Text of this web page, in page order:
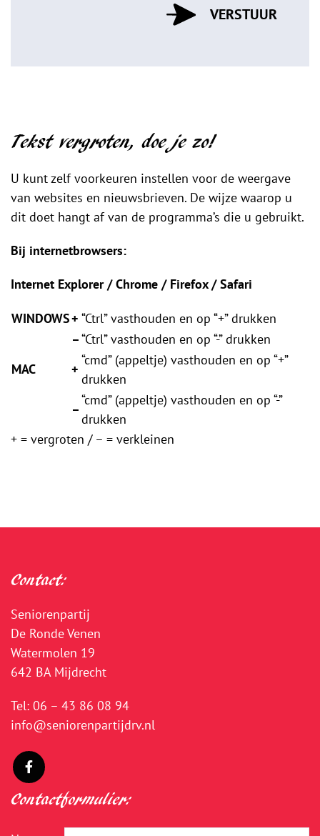
Tekst vergroten, doe je zo!
U kunt zelf voorkeuren instellen voor de weergave
van websites en nieuwsbrieven. De wijze waarop u
dit doet hangt af van de programma’s die u gebruikt.
Bij internetbrowsers:
Internet Explorer / Chrome / Firefox / Safari
WINDOWS+ “Ctrl” vasthouden en op “+” drukken
–“Ctrl” vasthouden en op “-” drukken
MAC
+
“cmd” (appeltje) vasthouden en op “+”
drukken
–
“cmd” (appeltje) vasthouden en op “-”
drukken
+ = vergroten / – = verkleinen
Contact:
Seniorenpartij
De Ronde Venen
Watermolen 19
642 BA Mijdrecht
Tel: 06 – 43 86 08 94
info@seniorenpartijdrv.nl
Contactformulier: